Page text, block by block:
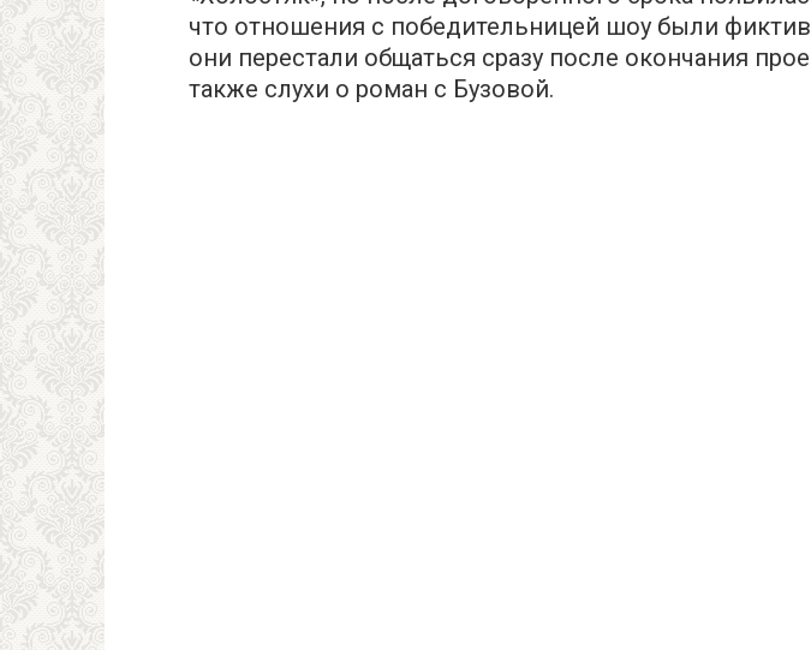
что отношения с победительницей шоу были
они перестали общаться сразу после окончания
также слухи о роман с Бузовой.